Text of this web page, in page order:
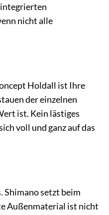
integrierten
nicht alle
Holdall ist Ihre
der einzelnen
ist. Kein lästiges
voll und ganz auf das
Shimano setzt beim
Außenmaterial ist nicht